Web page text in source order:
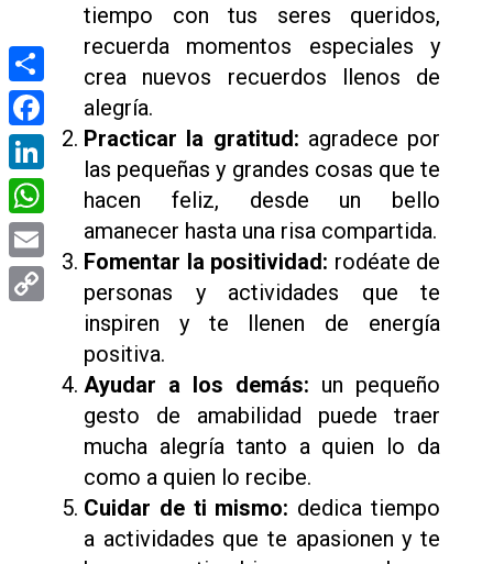
tiempo con tus seres queridos,
recuerda momentos especiales y
crea nuevos recuerdos llenos de
alegría.
Practicar la gratitud: agradece por
las pequeñas y grandes cosas que te
hacen feliz, desde un bello
amanecer hasta una risa compartida.
Fomentar la positividad: rodéate de
personas y actividades que te
inspiren y te llenen de energía
positiva.
Ayudar a los demás: un pequeño
gesto de amabilidad puede traer
mucha alegría tanto a quien lo da
como a quien lo recibe.
Cuidar de ti mismo: dedica tiempo
a actividades que te apasionen y te
Compartir
Facebook
LinkedIn
WhatsApp
Email